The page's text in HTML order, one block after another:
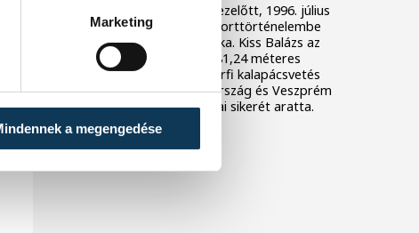
Marketing
a megengedése
Pontosan harminc évvel ezelőtt, 1996. július
28-án írta be magát a sporttörténelembe
Veszprém olimpiai bajnoka. Kiss Balázs az
atlantai nyári játékokon 81,24 méteres
dobással megnyerte a férfi kalapácsvetés
döntőjét, ezzel Magyarország és Veszprém
egyik legnagyobb atlétikai sikerét aratta.